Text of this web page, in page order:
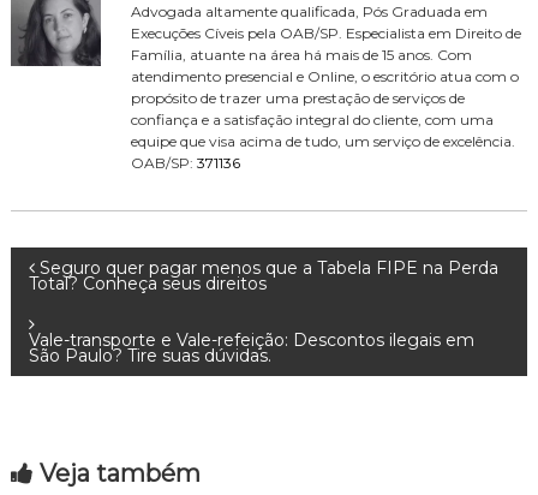
Advogada altamente qualificada, Pós Graduada em
Execuções Cíveis pela OAB/SP. Especialista em Direito de
Família, atuante na área há mais de 15 anos. Com
atendimento presencial e Online, o escritório atua com o
propósito de trazer uma prestação de serviços de
confiança e a satisfação integral do cliente, com uma
equipe que visa acima de tudo, um serviço de excelência.
OAB/SP: 371136
N
a
v
Seguro quer pagar menos que a Tabela FIPE na Perda
Total? Conheça seus direitos
Vale-transporte e Vale-refeição: Descontos ilegais em
São Paulo? Tire suas dúvidas.
Veja também